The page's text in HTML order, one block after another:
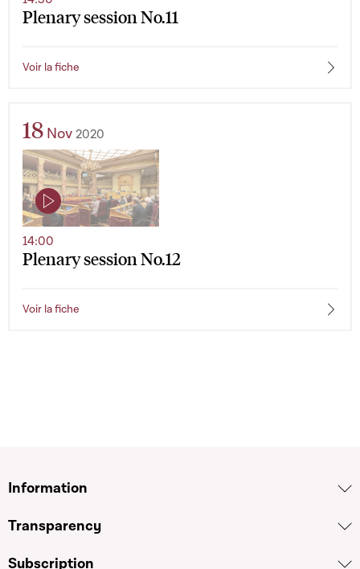
Plenary session No.11
Voir la fiche
18 Nov 2020
Plenary session No.12
14:00
Voir la fiche
Information
Transparency
Subscription